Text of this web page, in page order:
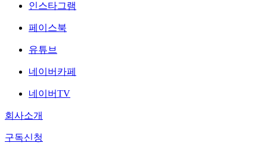
인스타그램
페이스북
유튜브
네이버카페
네이버TV
회사소개
구독신청